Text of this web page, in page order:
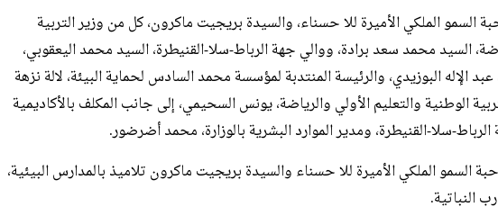
السمو الملكي الأميرة للا حسناء، والسيدة بريجيت ماكرون، كل من وزير التربية
السيد محمد سعد برادة، ووالي جهة الرباط-سلا-القنيطرة، السيد محمد اليعقوبي،
الإله البوزيدي، والرئيسة المنتدبة لمؤسسة محمد السادس لحماية البيئة، لالة نزهة
الوطنية والتعليم الأولي والرياضة، يونس السحيمي، إلى جانب المكلف بالأكاديمية
سلا-القنيطرة، ومدير الموارد البشرية بالوزارة، محمد أضرضور.
السمو الملكي الأميرة للا حسناء والسيدة بريجيت ماكرون تلاميذ بالمدارس البيئية،
النباتية.